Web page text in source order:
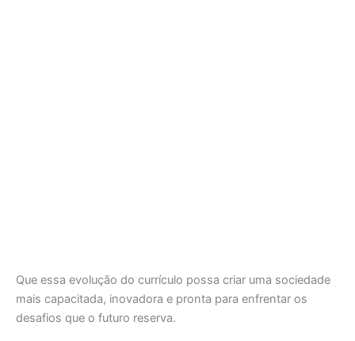
Que essa evolução do currículo possa criar uma sociedade
mais capacitada, inovadora e pronta para enfrentar os
desafios que o futuro reserva.